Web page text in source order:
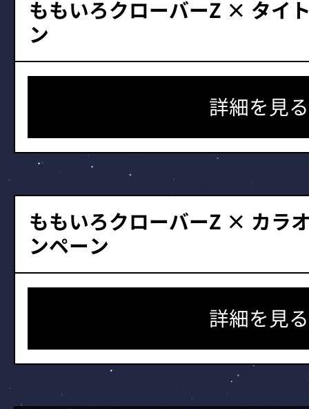
ももいろクローバーZ × タイ
ン
詳細を見る
ももいろクローバーZ × カラ
ンペーン
詳細を見る